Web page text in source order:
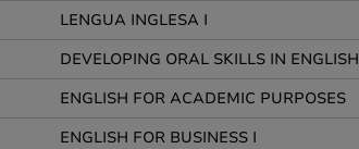
LENGUA INGLESA I
DEVELOPING ORAL SKILLS IN ENGLISH
ENGLISH FOR ACADEMIC PURPOSES
ENGLISH FOR BUSINESS I